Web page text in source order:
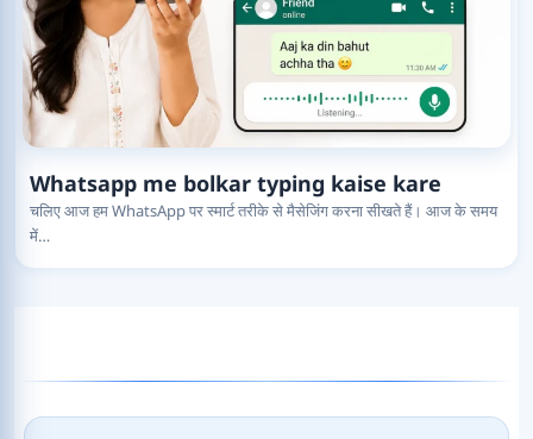
Whatsapp me bolkar typing kaise kare
चलिए आज हम WhatsApp पर स्मार्ट तरीके से मैसेजिंग करना सीखते हैं। आज के समय
में…